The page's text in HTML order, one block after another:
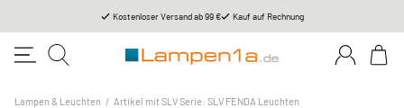
Kostenloser Versand ab 99 € Kauf auf Rechnung
Lampen & Leuchten / Artikel mit SLV Serie: SLV FENDA Leuchten